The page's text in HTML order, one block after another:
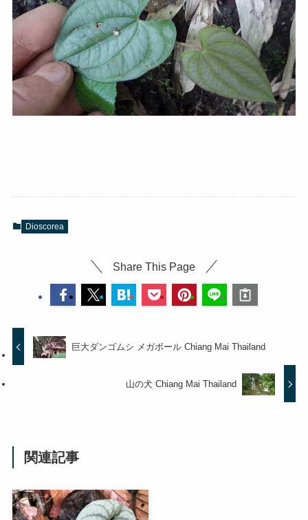
Dioscorea
Share This Page
巨大ダンゴムシ メガボール Chiang Mai Thailand
山の犬 Chiang Mai Thailand
関連記事